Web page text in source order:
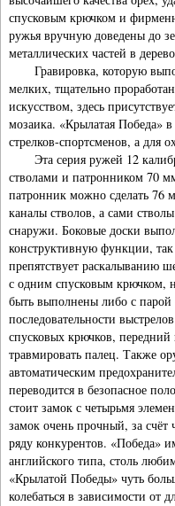
спусковым крючком и
ружья вручную доведены до
металлических частей в
Гравировка, которую
мелких, тщательно
искусством, здесь
мозаика. «Крылатая Победа»
стрелков-спортсменов, а для
Эта серия ружей 12
стволами и патронником 70
патронник можно сделать
каналы стволов, а сами
снаружи. Боковые доски
конструктивную функции,
препятствует раскалыванию
с одним спусковым крючком,
быть выполнены либо с парой
последовательности
спусковых крючков, передний
травмировать палец. Также
автоматическим
переводится в безопасное
стоит замок с четырьмя
замок очень прочный, за
ряду конкурентов. «Победа»
английского типа, столь
«Крылатой Победы» чуть
колебаться в зависимости от